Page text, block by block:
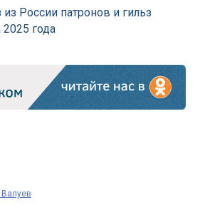
России патронов и гильз
года